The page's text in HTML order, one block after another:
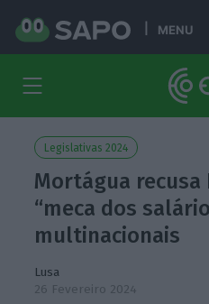
MENU
Legislativas 2024
Mortágua
“meca dos
multinacionais
Lusa
26 Fevereiro 2024